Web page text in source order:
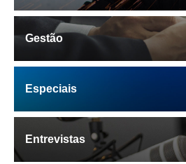
Gestão
Especiais
Entrevistas